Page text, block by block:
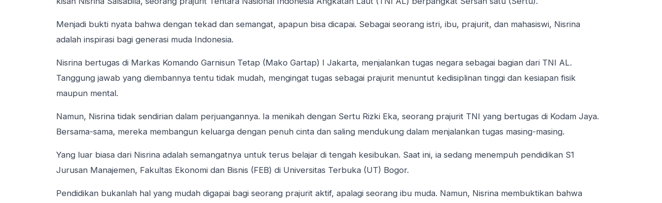
Menjadi bukti nyata bahwa dengan tekad dan semangat, apapun bisa dicapai. Sebagai seorang istri, ibu, prajurit, dan mahasiswi, Nisrina
adalah inspirasi bagi generasi muda Indonesia.
Nisrina bertugas di Markas Komando Garnisun Tetap (Mako Gartap) I Jakarta, menjalankan tugas negara sebagai bagian dari TNI AL.
Tanggung jawab yang diembannya tentu tidak mudah, mengingat tugas sebagai prajurit menuntut kedisiplinan tinggi dan kesiapan fisik
maupun mental.
Namun, Nisrina tidak sendirian dalam perjuangannya. Ia menikah dengan Sertu Rizki Eka, seorang prajurit TNI yang bertugas di Kodam Jaya.
Bersama-sama, mereka membangun keluarga dengan penuh cinta dan saling mendukung dalam menjalankan tugas masing-masing.
Yang luar biasa dari Nisrina adalah semangatnya untuk terus belajar di tengah kesibukan. Saat ini, ia sedang menempuh pendidikan S1
Jurusan Manajemen, Fakultas Ekonomi dan Bisnis (FEB) di Universitas Terbuka (UT) Bogor.
Pendidikan bukanlah hal yang mudah digapai bagi seorang prajurit aktif, apalagi seorang ibu muda. Namun, Nisrina membuktikan bahwa